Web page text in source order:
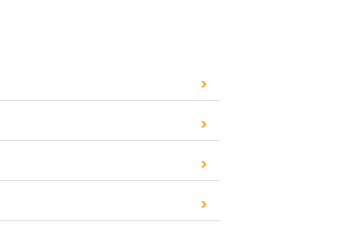
>
>
>
>